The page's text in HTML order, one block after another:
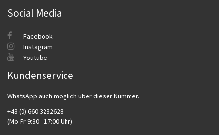
Social Media
Facebook
Instagram
Youtube
Kundenservice
WhatsApp auch möglich über dieser Nummer.
+43 (0) 660 3232628
(Mo-Fr 9:30 - 17:00 Uhr)